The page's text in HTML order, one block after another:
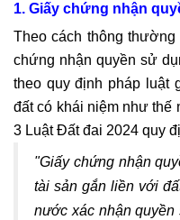
1. Giấy chứng nhận
Theo cách thông
chứng nhận quyền sử
theo quy định pháp luật
đất có khái niệm như thế
3 Luật Đất đai 2024 quy
"Giấy chứng nhận
tài sản gắn liền với
nước xác nhận